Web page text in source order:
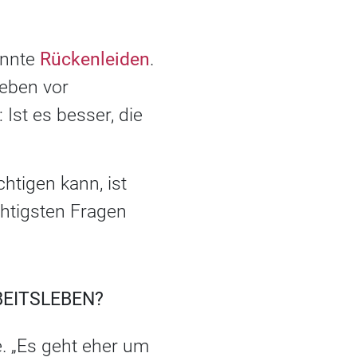
Rückenleiden.
vor
es besser, die
kann, ist
Fragen
„Es geht eher um